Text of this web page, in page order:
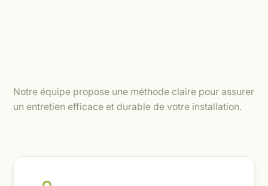
Notre équipe propose une méthode claire pour assurer
un entretien efficace et durable de votre installation.